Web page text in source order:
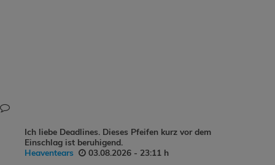
Ich liebe Deadlines. Dieses Pfeifen kurz vor dem
Einschlag ist beruhigend.
Heaventears
03.08.2026 - 23:11 h